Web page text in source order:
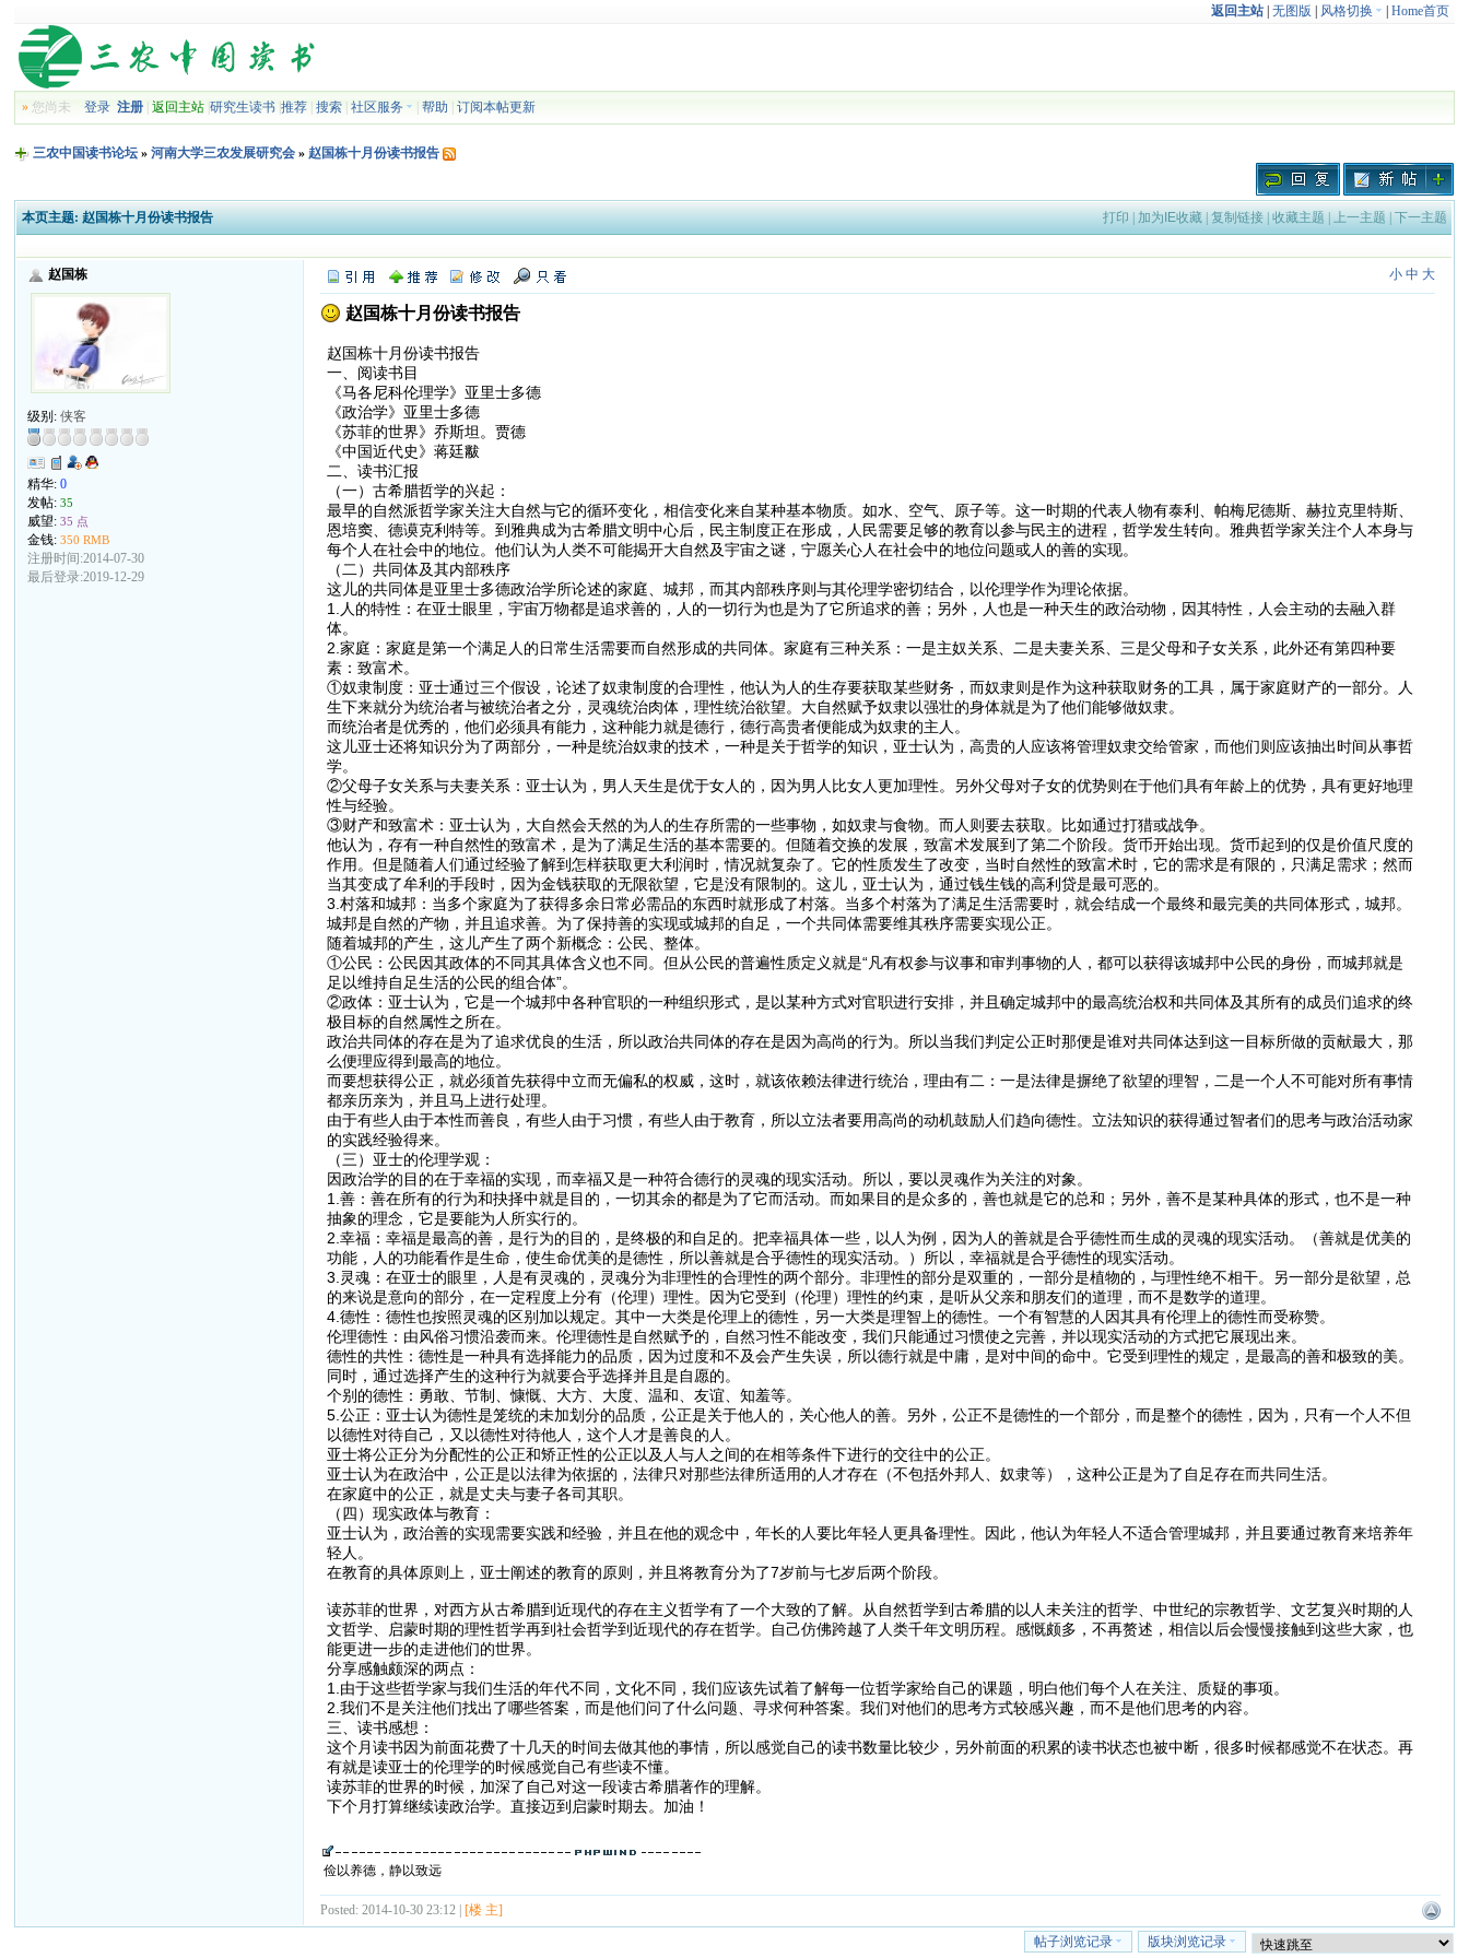
返回主站| 无图版 风格切换 Home首页
» 您尚未登录 注册 |返回主站 |研究生读书 |推荐 |搜索 |社区服务 |帮助 |订阅本帖更新
三农中国读书论坛 »河南大学三农发展研究会 »赵国栋十月份读书报告
本页主题: 赵国栋十月份读书报告 打印 | 加为IE收藏| 复制链接| 收藏主题 | 上一主题 | 下一主题
赵国栋
级别:侠客
精华:0
发帖:35
威望:35 点
金钱:350 RMB
注册时间:2014-07-30
最后登录:2019-12-29
小 中 大
赵国栋十月份读书报告
赵国栋十月份读书报告
一、阅读书目
《马各尼科伦理学》亚里士多德
《政治学》亚里士多德
《苏菲的世界》乔斯坦。贾德
《中国近代史》蒋廷黻
二、读书汇报
（一）古希腊哲学的兴起：
最早的自然派哲学家关注大自然与它的循环变化，相信变化来自某种基本物质。如水、空气、原子等。这一时期的代表人物有泰利、帕梅尼德斯、赫拉克里特斯、
恩培窦、德谟克利特等。到雅典成为古希腊文明中心后，民主制度正在形成，人民需要足够的教育以参与民主的进程，哲学发生转向。雅典哲学家关注个人本身与
每个人在社会中的地位。他们认为人类不可能揭开大自然及宇宙之谜，宁愿关心人在社会中的地位问题或人的善的实现。
（二）共同体及其内部秩序
这儿的共同体是亚里士多德政治学所论述的家庭、城邦，而其内部秩序则与其伦理学密切结合，以伦理学作为理论依据。
1.人的特性：在亚士眼里，宇宙万物都是追求善的，人的一切行为也是为了它所追求的善；另外，人也是一种天生的政治动物，因其特性，人会主动的去融入群
体。
2.家庭：家庭是第一个满足人的日常生活需要而自然形成的共同体。家庭有三种关系：一是主奴关系、二是夫妻关系、三是父母和子女关系，此外还有第四种要
素：致富术。
①奴隶制度：亚士通过三个假设，论述了奴隶制度的合理性，他认为人的生存要获取某些财务，而奴隶则是作为这种获取财务的工具，属于家庭财产的一部分。人
生下来就分为统治者与被统治者之分，灵魂统治肉体，理性统治欲望。大自然赋予奴隶以强壮的身体就是为了他们能够做奴隶。
而统治者是优秀的，他们必须具有能力，这种能力就是德行，德行高贵者便能成为奴隶的主人。
这儿亚士还将知识分为了两部分，一种是统治奴隶的技术，一种是关于哲学的知识，亚士认为，高贵的人应该将管理奴隶交给管家，而他们则应该抽出时间从事哲
学。
②父母子女关系与夫妻关系：亚士认为，男人天生是优于女人的，因为男人比女人更加理性。另外父母对子女的优势则在于他们具有年龄上的优势，具有更好地理
性与经验。
③财产和致富术：亚士认为，大自然会天然的为人的生存所需的一些事物，如奴隶与食物。而人则要去获取。比如通过打猎或战争。
他认为，存有一种自然性的致富术，是为了满足生活的基本需要的。但随着交换的发展，致富术发展到了第二个阶段。货币开始出现。货币起到的仅是价值尺度的
作用。但是随着人们通过经验了解到怎样获取更大利润时，情况就复杂了。它的性质发生了改变，当时自然性的致富术时，它的需求是有限的，只满足需求；然而
当其变成了牟利的手段时，因为金钱获取的无限欲望，它是没有限制的。这儿，亚士认为，通过钱生钱的高利贷是最可恶的。
3.村落和城邦：当多个家庭为了获得多余日常必需品的东西时就形成了村落。当多个村落为了满足生活需要时，就会结成一个最终和最完美的共同体形式，城邦。
城邦是自然的产物，并且追求善。为了保持善的实现或城邦的自足，一个共同体需要维其秩序需要实现公正。
随着城邦的产生，这儿产生了两个新概念：公民、整体。
①公民：公民因其政体的不同其具体含义也不同。但从公民的普遍性质定义就是“凡有权参与议事和审判事物的人，都可以获得该城邦中公民的身份，而城邦就是
足以维持自足生活的公民的组合体”。
②政体：亚士认为，它是一个城邦中各种官职的一种组织形式，是以某种方式对官职进行安排，并且确定城邦中的最高统治权和共同体及其所有的成员们追求的终
极目标的自然属性之所在。
政治共同体的存在是为了追求优良的生活，所以政治共同体的存在是因为高尚的行为。所以当我们判定公正时那便是谁对共同体达到这一目标所做的贡献最大，那
么便理应得到最高的地位。
而要想获得公正，就必须首先获得中立而无偏私的权威，这时，就该依赖法律进行统治，理由有二：一是法律是摒绝了欲望的理智，二是一个人不可能对所有事情
都亲历亲为，并且马上进行处理。
由于有些人由于本性而善良，有些人由于习惯，有些人由于教育，所以立法者要用高尚的动机鼓励人们趋向德性。立法知识的获得通过智者们的思考与政治活动家
的实践经验得来。
（三）亚士的伦理学观：
因政治学的目的在于幸福的实现，而幸福又是一种符合德行的灵魂的现实活动。所以，要以灵魂作为关注的对象。
1.善：善在所有的行为和抉择中就是目的，一切其余的都是为了它而活动。而如果目的是众多的，善也就是它的总和；另外，善不是某种具体的形式，也不是一种
抽象的理念，它是要能为人所实行的。
2.幸福：幸福是最高的善，是行为的目的，是终极的和自足的。把幸福具体一些，以人为例，因为人的善就是合乎德性而生成的灵魂的现实活动。（善就是优美的
功能，人的功能看作是生命，使生命优美的是德性，所以善就是合乎德性的现实活动。）所以，幸福就是合乎德性的现实活动。
3.灵魂：在亚士的眼里，人是有灵魂的，灵魂分为非理性的合理性的两个部分。非理性的部分是双重的，一部分是植物的，与理性绝不相干。另一部分是欲望，总
的来说是意向的部分，在一定程度上分有（伦理）理性。因为它受到（伦理）理性的约束，是听从父亲和朋友们的道理，而不是数学的道理。
4.德性：德性也按照灵魂的区别加以规定。其中一大类是伦理上的德性，另一大类是理智上的德性。一个有智慧的人因其具有伦理上的德性而受称赞。
伦理德性：由风俗习惯沿袭而来。伦理德性是自然赋予的，自然习性不能改变，我们只能通过习惯使之完善，并以现实活动的方式把它展现出来。
德性的共性：德性是一种具有选择能力的品质，因为过度和不及会产生失误，所以德行就是中庸，是对中间的命中。它受到理性的规定，是最高的善和极致的美。
同时，通过选择产生的这种行为就要合乎选择并且是自愿的。
个别的德性：勇敢、节制、慷慨、大方、大度、温和、友谊、知羞等。
5.公正：亚士认为德性是笼统的未加划分的品质，公正是关于他人的，关心他人的善。另外，公正不是德性的一个部分，而是整个的德性，因为，只有一个人不但
以德性对待自己，又以德性对待他人，这个人才是善良的人。
亚士将公正分为分配性的公正和矫正性的公正以及人与人之间的在相等条件下进行的交往中的公正。
亚士认为在政治中，公正是以法律为依据的，法律只对那些法律所适用的人才存在（不包括外邦人、奴隶等），这种公正是为了自足存在而共同生活。
在家庭中的公正，就是丈夫与妻子各司其职。
（四）现实政体与教育：
亚士认为，政治善的实现需要实践和经验，并且在他的观念中，年长的人要比年轻人更具备理性。因此，他认为年轻人不适合管理城邦，并且要通过教育来培养年
轻人。
在教育的具体原则上，亚士阐述的教育的原则，并且将教育分为了7岁前与七岁后两个阶段。
读苏菲的世界，对西方从古希腊到近现代的存在主义哲学有了一个大致的了解。从自然哲学到古希腊的以人未关注的哲学、中世纪的宗教哲学、文艺复兴时期的人
文哲学、启蒙时期的理性哲学再到社会哲学到近现代的存在哲学。自己仿佛跨越了人类千年文明历程。感慨颇多，不再赘述，相信以后会慢慢接触到这些大家，也
能更进一步的走进他们的世界。
分享感触颇深的两点：
1.由于这些哲学家与我们生活的年代不同，文化不同，我们应该先试着了解每一位哲学家给自己的课题，明白他们每个人在关注、质疑的事项。
2.我们不是关注他们找出了哪些答案，而是他们问了什么问题、寻求何种答案。我们对他们的思考方式较感兴趣，而不是他们思考的内容。
三、读书感想：
这个月读书因为前面花费了十几天的时间去做其他的事情，所以感觉自己的读书数量比较少，另外前面的积累的读书状态也被中断，很多时候都感觉不在状态。再
有就是读亚士的伦理学的时候感觉自己有些读不懂。
读苏菲的世界的时候，加深了自己对这一段读古希腊著作的理解。
下个月打算继续读政治学。直接迈到启蒙时期去。加油！
俭以养德，静以致远
Posted: 2014-10-30 23:12 |[楼 主]
帖子浏览记录 版块浏览记录